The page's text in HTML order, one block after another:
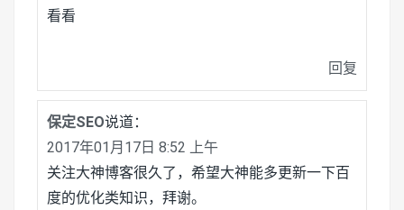
看看
回复
保定SEO说道：
2017年01月17日 8:52 上午
关注大神博客很久了，希望大神能多更新一下百
度的优化类知识，拜谢。